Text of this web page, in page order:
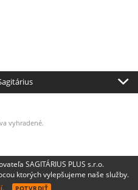
vyhradené.
SAGITÁRIUS PLUS s.r.o.
ktorých vylepšujeme naše služby.
POTVRDIŤ